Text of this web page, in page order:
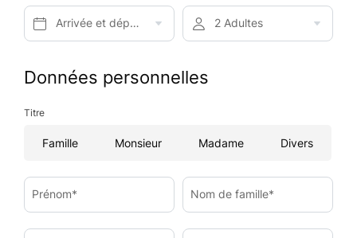
Arrivée et départ* 2 Adultes
Données personnelles
Titre
Famille Monsieur Madame Divers
Prénom* Nom de famille*